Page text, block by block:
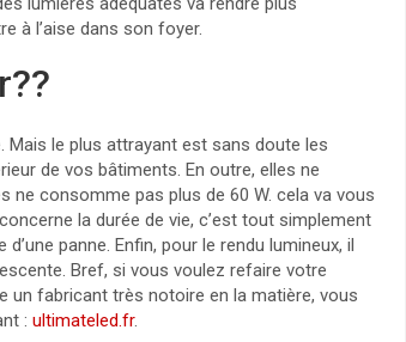
à l’aise dans son foyer.
le plus attrayant est sans doute les
de vos bâtiments. En outre, elles ne
ne consomme pas plus de 60 W. cela va vous
la durée de vie, c’est tout simplement
panne. Enfin, pour le rendu lumineux, il
Bref, si vous voulez refaire votre
un fabricant très notoire en la matière, vous
: ultimateled.fr.